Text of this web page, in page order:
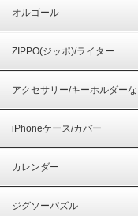
オルゴール
ZIPPO(ジッポ)/ライター
アクセサリー/キーホルダー
iPhoneケース/カバー
カレンダー
ジグソーパズル